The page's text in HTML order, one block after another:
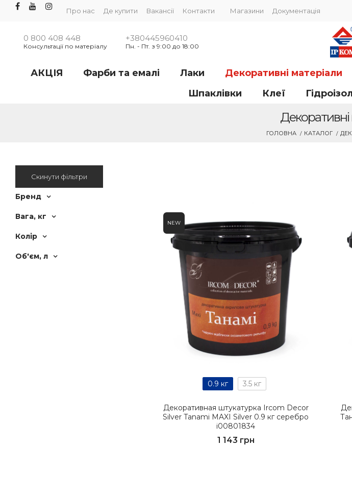
Про нас Де купити Вакансії Контакти Магазини Документація
0 800 408 448
Консультації по матеріалу
+380445960410
Пн. - Пт. з 9:00 до 18:00
АКЦІЯ Фарби та емалі Лаки Декоративні матеріали
Шпаклівки
Клеї
Декоративні
ГОЛОВНА КАТАЛОГ
NEW
0.9 кг 3.5 кг
Декоративная штукатурка Ircom Decor
Sіlver Tanami MAXI Sіlver 0.9 кг серебро
i00801834
1 143 грн
Скинути фільтри
Бренд
Вага, кг
Колір
Об'єм, л